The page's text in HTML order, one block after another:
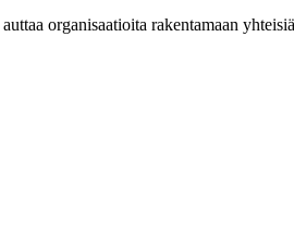
organisaatioita rakentamaan